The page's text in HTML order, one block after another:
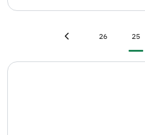
Current page
25
Page
26